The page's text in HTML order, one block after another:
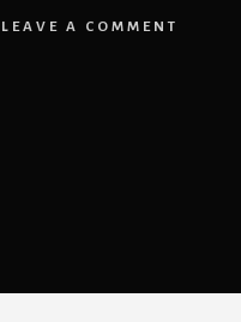
LEAVE A COMMENT